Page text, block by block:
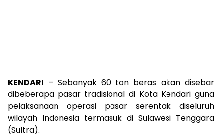
KENDARI – Sebanyak 60 ton beras akan disebar
dibeberapa pasar tradisional di Kota Kendari guna
pelaksanaan operasi pasar serentak diseluruh
wilayah Indonesia termasuk di Sulawesi Tenggara
(Sultra).